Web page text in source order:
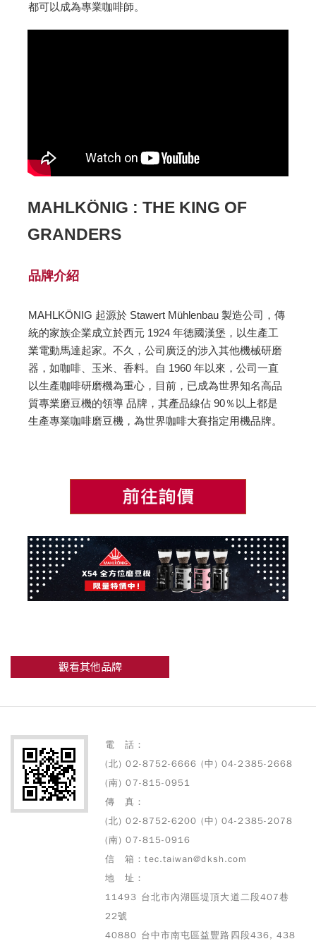
都可以成為專業咖啡師。
MAHLKÖNIG : THE KING OF
GRANDERS
品牌介紹
MAHLKÖNIG 起源於 Stawert Mühlenbau 製造公司，傳
統的家族企業成立於西元 1924 年德國漢堡，以生產工
業電動馬達起家。不久，公司廣泛的涉入其他機械研磨
器，如咖啡、玉米、香料。自 1960 年以來，公司一直
以生產咖啡研磨機為重心，目前，已成為世界知名高品
質專業磨豆機的領導 品牌，其產品線佔 90％以上都是
生產專業咖啡磨豆機，為世界咖啡大賽指定用機品牌。
觀看其他品牌
電 話：
(北) 02-8752-6666 (中) 04-2385-2668
(南) 07-815-0951
傳 真：
(北) 02-8752-6200 (中) 04-2385-2078
(南) 07-815-0916
信 箱：tec.taiwan@dksh.com
地 址：
11493 台北市內湖區堤頂大道二段407巷
22號
40880 台中市南屯區益豐路四段436, 438